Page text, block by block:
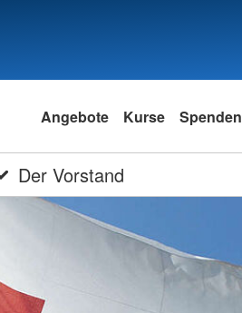
Angebote Kurse Spenden
Der Vorstand